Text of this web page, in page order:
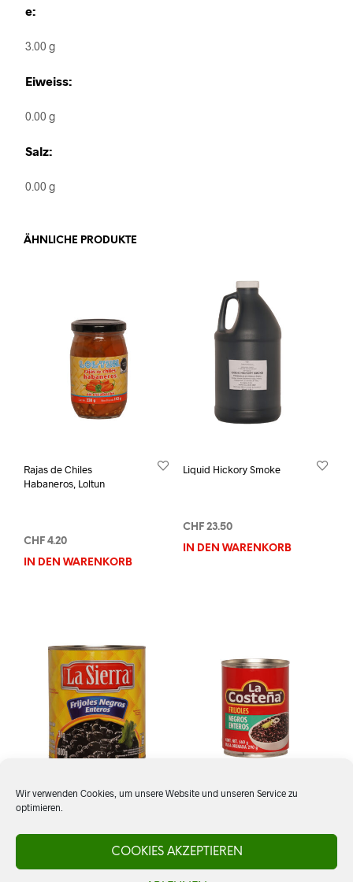
Wir verwenden Cookies, um unsere Website und unseren Service zu
optimieren.
COOKIES AKZEPTIEREN
e:
3.00 g
Eiweiss:
0.00 g
Salz:
0.00 g
ÄHNLICHE PRODUKTE
Rajas de Chiles
Habaneros, Loltun
CHF 4.20
IN DEN WARENKORB
Liquid Hickory Smoke
CHF23.50
IN DEN WARENKORB
Sierra
Costeña